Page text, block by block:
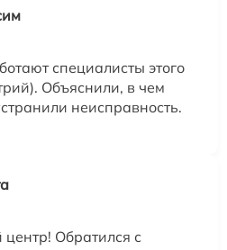
специалисты этого
Объяснили, в чем
неисправность.
Обратился с